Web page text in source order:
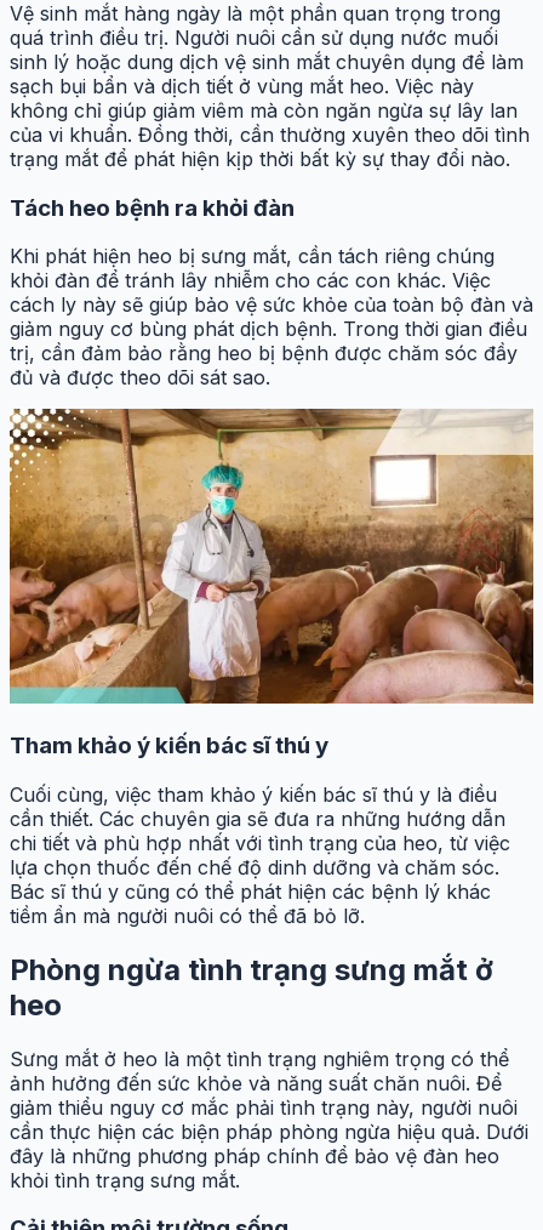
Vệ sinh mắt hàng ngày là một phần quan trọng trong
quá trình điều trị. Người nuôi cần sử dụng nước muối
sinh lý hoặc dung dịch vệ sinh mắt chuyên dụng để làm
sạch bụi bẩn và dịch tiết ở vùng mắt heo. Việc này
không chỉ giúp giảm viêm mà còn ngăn ngừa sự lây lan
của vi khuẩn. Đồng thời, cần thường xuyên theo dõi tình
trạng mắt để phát hiện kịp thời bất kỳ sự thay đổi nào.
Tách heo bệnh ra khỏi đàn
Khi phát hiện heo bị sưng mắt, cần tách riêng chúng
khỏi đàn để tránh lây nhiễm cho các con khác. Việc
cách ly này sẽ giúp bảo vệ sức khỏe của toàn bộ đàn và
giảm nguy cơ bùng phát dịch bệnh. Trong thời gian điều
trị, cần đảm bảo rằng heo bị bệnh được chăm sóc đầy
đủ và được theo dõi sát sao.
Tham khảo ý kiến bác sĩ thú y
Cuối cùng, việc tham khảo ý kiến bác sĩ thú y là điều
cần thiết. Các chuyên gia sẽ đưa ra những hướng dẫn
chi tiết và phù hợp nhất với tình trạng của heo, từ việc
lựa chọn thuốc đến chế độ dinh dưỡng và chăm sóc.
Bác sĩ thú y cũng có thể phát hiện các bệnh lý khác
tiềm ẩn mà người nuôi có thể đã bỏ lỡ.
Phòng ngừa tình trạng sưng mắt ở
heo
Sưng mắt ở heo là một tình trạng nghiêm trọng có thể
ảnh hưởng đến sức khỏe và năng suất chăn nuôi. Để
giảm thiểu nguy cơ mắc phải tình trạng này, người nuôi
cần thực hiện các biện pháp phòng ngừa hiệu quả. Dưới
đây là những phương pháp chính để bảo vệ đàn heo
khỏi tình trạng sưng mắt.